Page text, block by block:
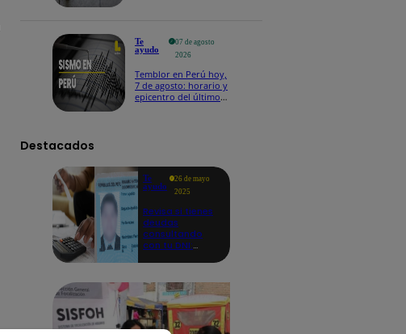
Te
ayudo
07 de agosto
2026
Temblor en Perú hoy,
7 de agosto: horario y
epicentro del último
Destacados
Te
ayudo
26 de mayo
2025
Revisa si tienes
deudas
consultando
con tu DNI:
detalles